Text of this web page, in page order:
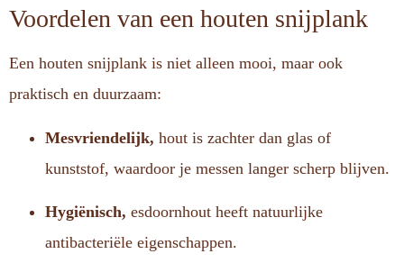
Voordelen van een houten snijplank
Een houten snijplank is niet alleen mooi, maar ook
praktisch en duurzaam:
Mesvriendelijk, hout is zachter dan glas of
kunststof, waardoor je messen langer scherp blijven.
Hygiënisch, esdoornhout heeft natuurlijke
antibacteriële eigenschappen.